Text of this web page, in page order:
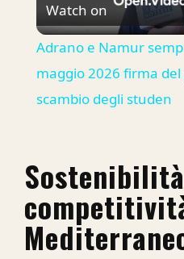
Watch on
Adrano e Namur
maggio 2026 firma
scambio degli studen